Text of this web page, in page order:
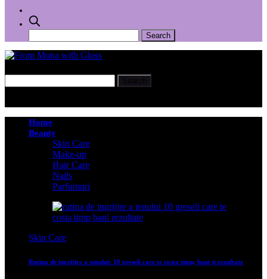
Home
Beauty
Skin Care
Make-up
Hair Care
Nails
Parfumuri
Skin Care
Rutina de îngrijire a tenului: 10 greșeli care te costa timp, bani și rezultate